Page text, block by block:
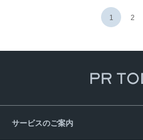
1 2
サービスのご案内